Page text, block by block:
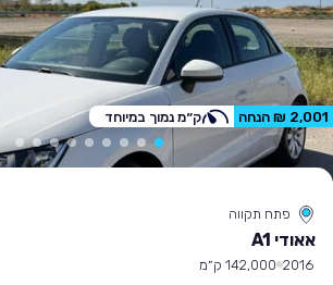
2,001 ₪ הנחה ק״מ נמוך במיוחד
פתח תקווה
אאודי A1
2016 142,000 ק״מ